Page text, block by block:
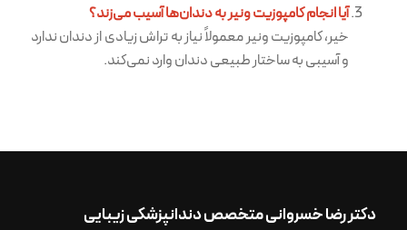
آیا انجام کامپوزیت ونیر به دندان‌ها آسیب می‌زند؟
خیر، کامپوزیت ونیر معمولاً نیاز به تراش زیادی از دندان ندارد
و آسیبی به ساختار طبیعی دندان وارد نمی‌کند.
دکتر رضا خسروانی متخصص دندانپزشکی زیبایی